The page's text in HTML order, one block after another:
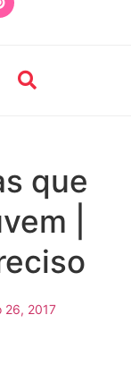
que
|
26, 2017